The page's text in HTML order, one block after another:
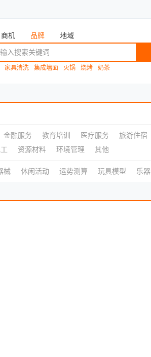
商机 品牌 地域
家具清洗 集成墙面 火锅 烧烤 奶茶
金融服务 教育培训 医疗服务 旅游住宿
资源材料 环境管理 其他
械 休闲活动 运势测算 玩具模型 乐器